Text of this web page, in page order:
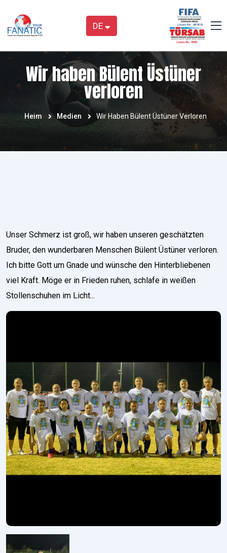
DE
Wir haben Bülent Üstüner
verloren
Heim Medien Wir Haben Bülent Üstüner Verloren
Unser Schmerz ist groß, wir haben unseren geschätzten
Bruder, den wunderbaren Menschen Bülent Üstüner verloren.
Ich bitte Gott um Gnade und wünsche den Hinterbliebenen
viel Kraft. Möge er in Frieden ruhen, schlafe in weißen
Stollenschuhen im Licht...